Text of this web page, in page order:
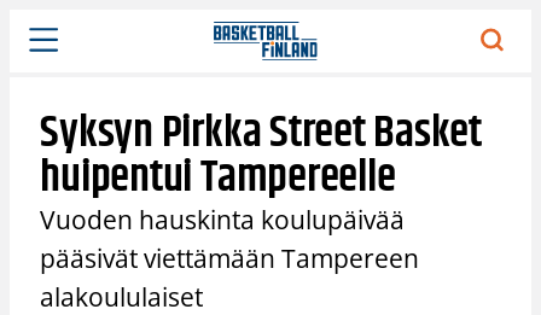
Siirry
sisältöön
Syksyn Pirkka Street Basket
huipentui Tampereelle
Vuoden hauskinta koulupäivää
pääsivät viettämään Tampereen
alakoululaiset